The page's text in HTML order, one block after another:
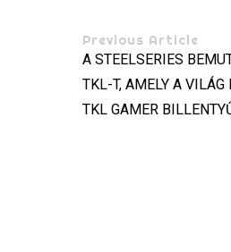
Previous Article
A STEELSERIES
TKL-T, AMELY A
TKL GAMER